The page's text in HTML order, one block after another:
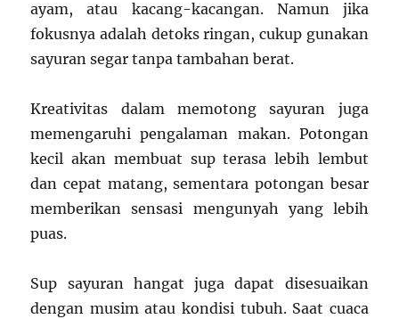
ayam, atau kacang-kacangan. Namun jika
fokusnya adalah detoks ringan, cukup gunakan
sayuran segar tanpa tambahan berat.
Kreativitas dalam memotong sayuran juga
memengaruhi pengalaman makan. Potongan
kecil akan membuat sup terasa lebih lembut
dan cepat matang, sementara potongan besar
memberikan sensasi mengunyah yang lebih
puas.
Sup sayuran hangat juga dapat disesuaikan
dengan musim atau kondisi tubuh. Saat cuaca